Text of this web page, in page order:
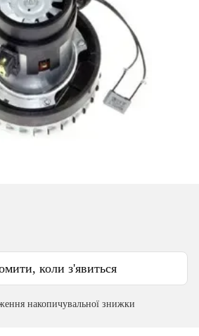
коли з'явиться
накопичувальної знижки